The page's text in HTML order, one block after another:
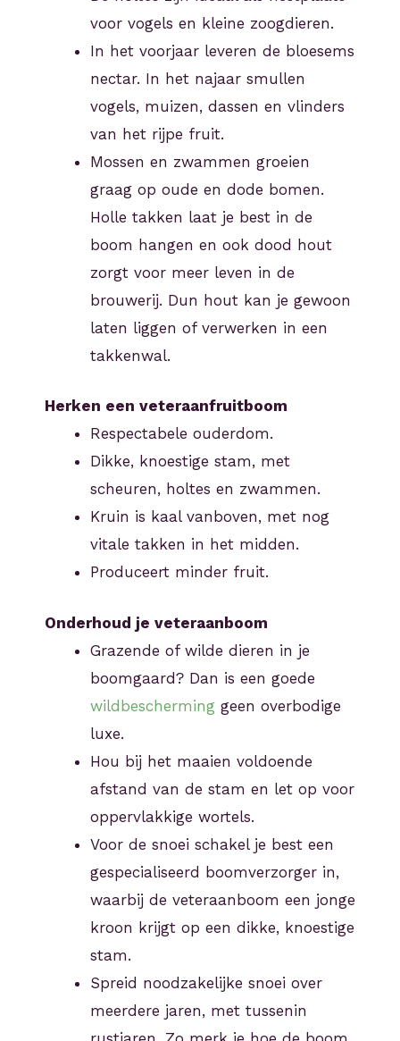
voor vogels en kleine zoogdieren.
In het voorjaar leveren de bloesems
nectar. In het najaar smullen
vogels, muizen, dassen en vlinders
van het rijpe fruit.
Mossen en zwammen groeien
graag op oude en dode bomen.
Holle takken laat je best in de
boom hangen en ook dood hout
zorgt voor meer leven in de
brouwerij. Dun hout kan je gewoon
laten liggen of verwerken in een
takkenwal.
Herken een veteraanfruitboom
Respectabele ouderdom.
Dikke, knoestige stam, met
scheuren, holtes en zwammen.
Kruin is kaal vanboven, met nog
vitale takken in het midden.
Produceert minder fruit.
Onderhoud je veteraanboom
Grazende of wilde dieren in je
boomgaard? Dan is een goede
wildbescherming geen overbodige
luxe.
Hou bij het maaien voldoende
afstand van de stam en let op voor
oppervlakkige wortels.
Voor de snoei schakel je best een
gespecialiseerd boomverzorger in,
waarbij de veteraanboom een jonge
kroon krijgt op een dikke, knoestige
stam.
Spreid noodzakelijke snoei over
meerdere jaren, met tussenin